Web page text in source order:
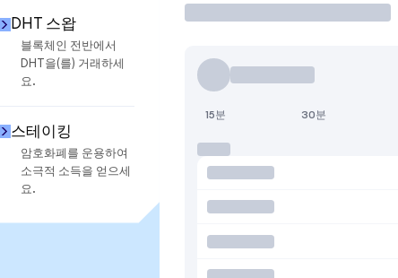
DHT 스왑
블록체인 전반에서
DHT을(를) 거래하세
요.
스테이킹
암호화폐를 운용하여
소극적 소득을 얻으세
요.
15분 30분